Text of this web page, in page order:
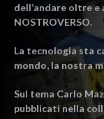
dell’andare oltre
NOSTROVERSO.
La tecnologia sta
mondo, la nostra
Sul tema Carlo
pubblicati nella